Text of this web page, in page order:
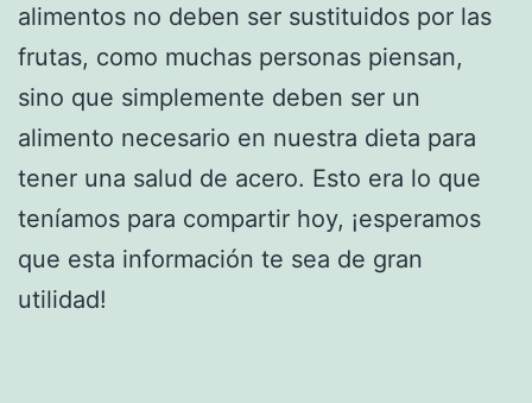
alimentos no deben ser sustituidos por las
frutas, como muchas personas piensan,
sino que simplemente deben ser un
alimento necesario en nuestra dieta para
tener una salud de acero. Esto era lo que
teníamos para compartir hoy, ¡esperamos
que esta información te sea de gran
utilidad!